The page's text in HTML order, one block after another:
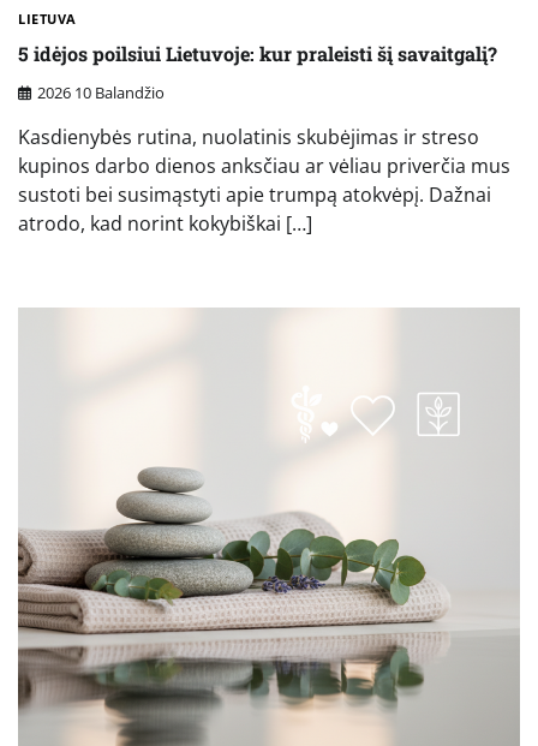
LIETUVA
5 idėjos poilsiui Lietuvoje: kur praleisti šį savaitgalį?
2026 10 Balandžio
Kasdienybės rutina, nuolatinis skubėjimas ir streso
kupinos darbo dienos anksčiau ar vėliau priverčia mus
sustoti bei susimąstyti apie trumpą atokvėpį. Dažnai
atrodo, kad norint kokybiškai […]